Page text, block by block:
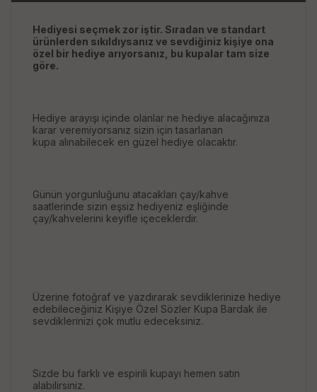
Hediyesi seçmek zor iştir. Sıradan ve standart
ürünlerden sıkıldıysanız ve sevdiğiniz kişiye ona
özel bir hediye arıyorsanız, bu kupalar tam size
göre.
Hediye arayışı içinde olanlar ne hediye alacağınıza
karar veremiyorsanız sizin için tasarlanan
kupa alınabilecek en güzel hediye olacaktır.
Günün yorgunluğunu atacakları çay/kahve
saatlerinde sizin eşsiz hediyeniz eşliğinde
çay/kahvelerini keyifle içeceklerdir.
Üzerine fotoğraf ve yazdırarak sevdiklerinize hediye
edebileceğiniz Kişiye Özel Sözler Kupa Bardak ile
sevdiklerinizi çok mutlu edeceksiniz.
Sizde bu farklı ve espirili kupayı hemen satın
alabilirsiniz.